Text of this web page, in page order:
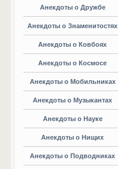
Анекдоты о Дружбе
Анекдоты о Знаменитостях
Анекдоты о Ковбоях
Анекдоты о Космосе
Анекдоты о Мобильниках
Анекдоты о Музыкантах
Анекдоты о Науке
Анекдоты о Нищих
Анекдоты о Подводниках